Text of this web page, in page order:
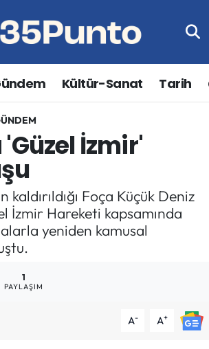
Kültür-Sanat Tarih
İzmir'
Foça Küçük Deniz
İzmir Hareketi kapsamında
yeniden kamusal
1
PAYLAŞIM
A- A+